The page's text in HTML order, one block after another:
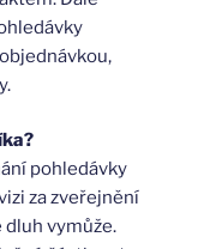
pohledávky
za zveřejnění
dluh vymůže.